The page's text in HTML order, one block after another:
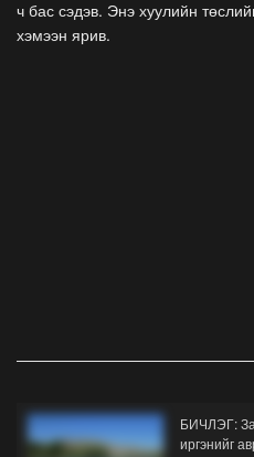
ч бас сэдэв. Энэ хуулийн
хэмээн ярив.
БИЧЛЭГ:
иргэнийг